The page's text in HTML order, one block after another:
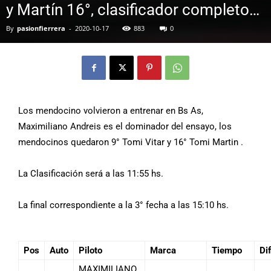
y Martín 16°, clasificador completo…
By pasionfierrera - 2020-10-17 883 0
Los mendocino volvieron a entrenar en Bs As,
Maximiliano Andreis es el dominador del ensayo, los
mendocinos quedaron 9° Tomi Vitar y 16° Tomi Martin .
La Clasificación será a las 11:55 hs.
La final correspondiente a la 3° fecha a las 15:10 hs.
Pos Auto Piloto Marca Tiempo Dif